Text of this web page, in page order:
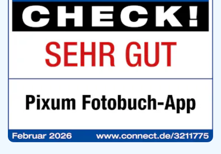
Anlässe
Reisekollektion